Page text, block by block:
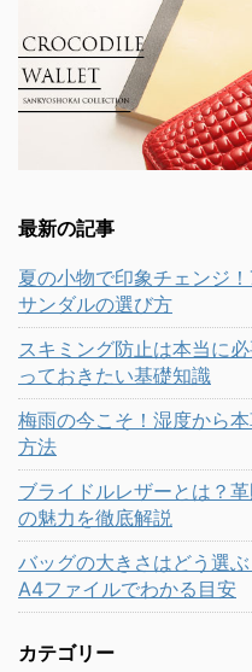
最新の記事
夏の小物で印象チェンジ
サンダルの選び方
スキミング防止は本当に
っておきたい基礎知識
梅雨の今こそ！湿度から
方法
ブライドルレザーとは？
の魅力を徹底解説
バッグの大きさはどう選
A4ファイルでわかる目安
カテゴリー